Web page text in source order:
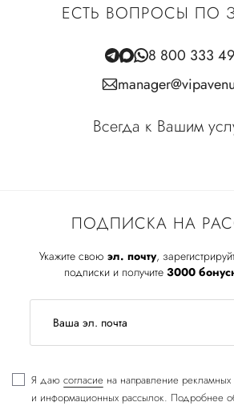
ПОДПИСКА НА
Укажите свою эл. почту,
подписки и получите 3000
Я даю согласие на направление рекламных
и информационных рассылок. Подробнее
ЕСТЬ ВОПРОСЫ ПО
8 800 333
Всегда к Вашим